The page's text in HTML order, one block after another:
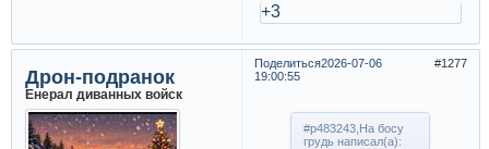
+3
Поделиться 1277
2026-07-06
19:00:55
Дрон-подранок
Енерал диванных войск
#p483243,На босу
грудь написал(а):